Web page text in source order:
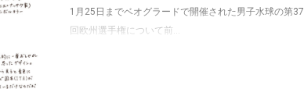
1月25日までベオグラードで開催された男子水球の第37
回欧州選手権について前...